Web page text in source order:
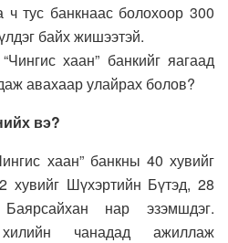
ч тус банкнаас болохоор 300
байх жишээтэй.
хаан” банкийг яагаад
авахаар улайрах болов?
вэ?
хаан” банкны 40 хувийг
хувийг Шүхэртийн Бүтэд, 28
нар эзэмшдэг.
чанадад ажиллаж